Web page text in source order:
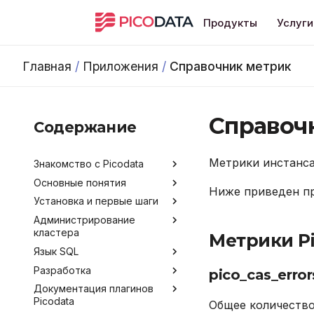
Продукты Услуги
Главная / Приложения / Справочник метрик
Содержание
Знакомство с Picodata
Общее описание продукта
Преимущества Picodata
Сценарии использования
Picodata
Обратная связь и
получение помощи
Версионирование
Основные понятия
Типы таблиц
Синхронная репликация
Установка и первые шаги
Установка Picodata
Запуск Picodata
Создание кластера
Добавление узлов
Удаление узлов
Администрирование
кластера
Конфигурирование
Обзор методов
Аргументы командной
Мониторинг
Получение данных о
кластере
Развертывание кластера
через Ansible
Язык SQL
Команды и термины SQL
Data Control Language
Data Definition Language
Разработка
Инструментарий
разработчика
Документация плагинов
Picodata
Метрики
Ниже приведен
Метрики
Общее